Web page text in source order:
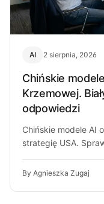
AI 2 sierpnia, 2026
Chińskie
Krzemowej.
odpowiedzi
Chińskie modele AI
strategię USA.
By Agnieszka Zugaj